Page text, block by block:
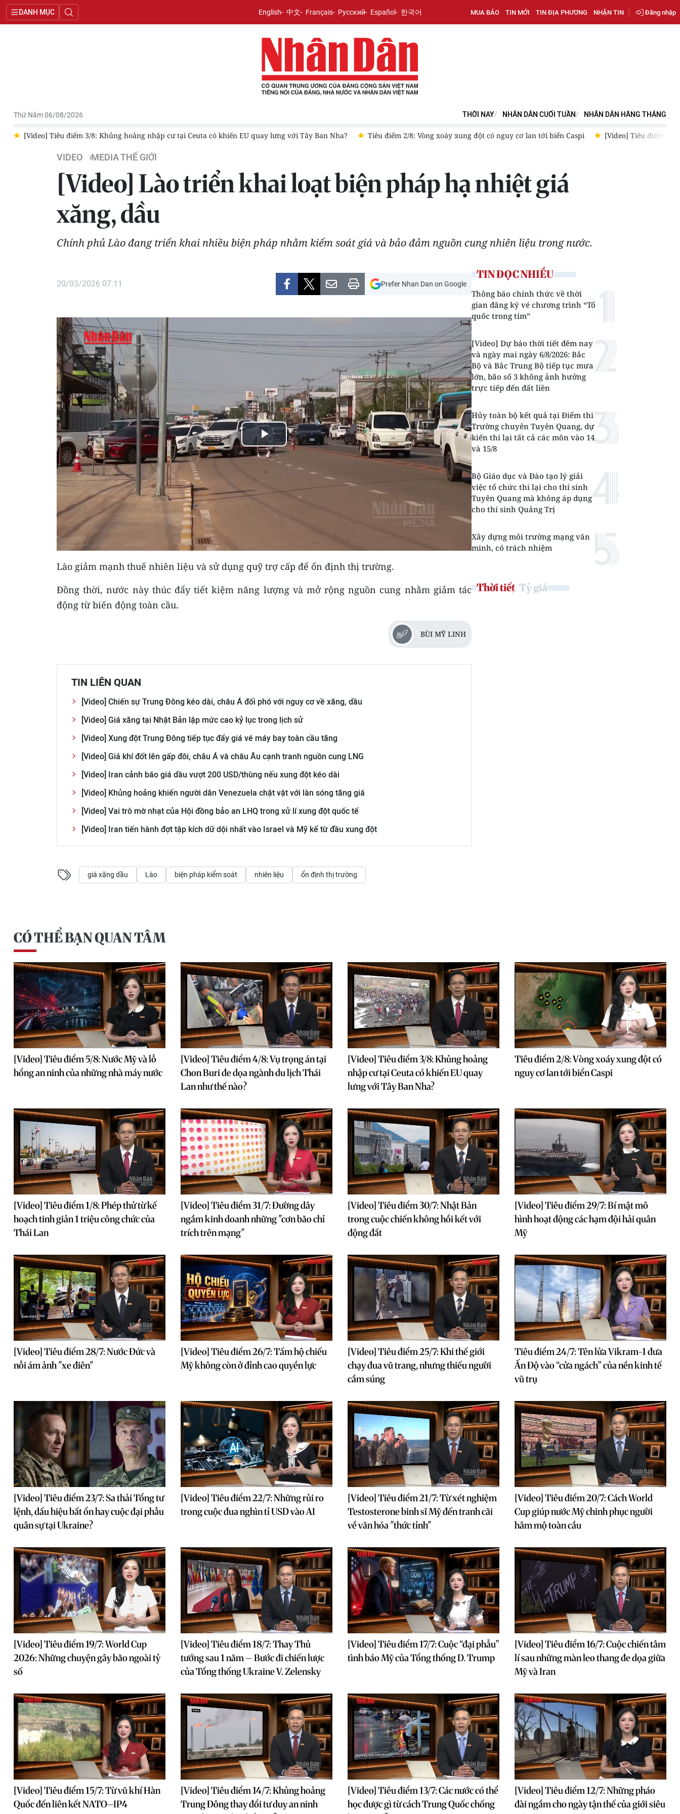
DANH MỤC English 中文 Français Русский Español 한국어 MUA BÁO TIN MỚI TIN ĐỊA PHƯƠNG NHẬN TIN Đăng nhập
Thứ Năm 06/08/2026 THỜI NAY NHÂN DÂN CUỐI TUẦN NHÂN DÂN HẰNG THÁNG
[Video] Tiêu điểm 3/8: Khủng hoảng nhập cư tại Ceuta có khiến EU quay lưng với Tây Ban Nha? Tiêu điểm 2/8: Vòng xoáy xung đột có nguy cơ lan tới biển Caspi [Video] Tiêu điểm 1/
VIDEO MEDIA THẾ GIỚI
[Video] Lào triển khai loạt biện pháp hạ nhiệt giá
xăng, dầu
Chính phủ Lào đang triển khai nhiều biện pháp nhằm kiểm soát giá và bảo đảm nguồn cung nhiên liệu trong nước.
20/03/2026 07:11 Prefer Nhan Dan on Google
Play
Video
Lào giảm mạnh thuế nhiên liệu và sử dụng quỹ trợ cấp để ổn định thị trường.
Đồng thời, nước này thúc đẩy tiết kiệm năng lượng và mở rộng nguồn cung nhằm giảm tác
động từ biến động toàn cầu.
BÙI MỸ LINH
TIN LIÊN QUAN
[Video] Chiến sự Trung Đông kéo dài, châu Á đối phó với nguy cơ về xăng, dầu
[Video] Giá xăng tại Nhật Bản lập mức cao kỷ lục trong lịch sử
[Video] Xung đột Trung Đông tiếp tục đẩy giá vé máy bay toàn cầu tăng
[Video] Giá khí đốt lên gấp đôi, châu Á và châu Âu cạnh tranh nguồn cung LNG
[Video] Iran cảnh báo giá dầu vượt 200 USD/thùng nếu xung đột kéo dài
[Video] Khủng hoảng khiến người dân Venezuela chật vật với làn sóng tăng giá
[Video] Vai trò mờ nhạt của Hội đồng bảo an LHQ trong xử lí xung đột quốc tế
[Video] Iran tiến hành đợt tập kích dữ dội nhất vào Israel và Mỹ kể từ đầu xung đột
giá xăng dầu Lào biện pháp kiểm soát nhiên liệu ổn định thị trường
TIN ĐỌC NHIỀU
Thông báo chính thức về thời
gian đăng ký vé chương trình “Tổ
quốc trong tim”
[Video] Dự báo thời tiết đêm nay
và ngày mai ngày 6/8/2026: Bắc
Bộ và Bắc Trung Bộ tiếp tục mưa
lớn, bão số 3 không ảnh hưởng
trực tiếp đến đất liền
Hủy toàn bộ kết quả tại Điểm thi
Trường chuyên Tuyên Quang, dự
kiến thi lại tất cả các môn vào 14
và 15/8
Bộ Giáo dục và Đào tạo lý giải
việc tổ chức thi lại cho thí sinh
Tuyên Quang mà không áp dụng
cho thí sinh Quảng Trị
Xây dựng môi trường mạng văn
minh, có trách nhiệm
Thời tiết Tỷ giá
CÓ THỂ BẠN QUAN TÂM
[Video] Tiêu điểm 5/8: Nước Mỹ và lỗ
hổng an ninh của những nhà máy nước
[Video] Tiêu điểm 4/8: Vụ trọng án tại
Chon Buri đe dọa ngành du lịch Thái
Lan như thế nào?
[Video] Tiêu điểm 3/8: Khủng hoảng
nhập cư tại Ceuta có khiến EU quay
lưng với Tây Ban Nha?
Tiêu điểm 2/8: Vòng xoáy xung đột có
nguy cơ lan tới biển Caspi
[Video] Tiêu điểm 1/8: Phép thử từ kế
hoạch tinh giản 1 triệu công chức của
Thái Lan
[Video] Tiêu điểm 31/7: Đường dây
ngầm kinh doanh những "cơn bão chỉ
trích trên mạng"
[Video] Tiêu điểm 30/7: Nhật Bản
trong cuộc chiến không hồi kết với
động đất
[Video] Tiêu điểm 29/7: Bí mật mô
hình hoạt động các hạm đội hải quân
Mỹ
[Video] Tiêu điểm 28/7: Nước Đức và
nỗi ám ảnh "xe điên"
[Video] Tiêu điểm 26/7: Tấm hộ chiếu
Mỹ không còn ở đỉnh cao quyền lực
[Video] Tiêu điểm 25/7: Khi thế giới
chạy đua vũ trang, nhưng thiếu người
cầm súng
Tiêu điểm 24/7: Tên lửa Vikram-1 đưa
Ấn Độ vào “cửa ngách” của nền kinh tế
vũ trụ
[Video] Tiêu điểm 23/7: Sa thải Tổng tư
lệnh, dấu hiệu bất ổn hay cuộc đại phẫu
quân sự tại Ukraine?
[Video] Tiêu điểm 22/7: Những rủi ro
trong cuộc đua nghìn tỉ USD vào AI
[Video] Tiêu điểm 21/7: Từ xét nghiệm
Testosterone binh sĩ Mỹ đến tranh cãi
về văn hóa "thức tỉnh"
[Video] Tiêu điểm 20/7: Cách World
Cup giúp nước Mỹ chinh phục người
hâm mộ toàn cầu
[Video] Tiêu điểm 19/7: World Cup
2026: Những chuyện gây bão ngoài tỷ
số
[Video] Tiêu điểm 18/7: Thay Thủ
tướng sau 1 năm – Bước đi chiến lược
của Tổng thống Ukraine V. Zelensky
[Video] Tiêu điểm 17/7: Cuộc “đại phẫu”
tình báo Mỹ của Tổng thống D. Trump
[Video] Tiêu điểm 16/7: Cuộc chiến tâm
lí sau những màn leo thang đe dọa giữa
Mỹ và Iran
[Video] Tiêu điểm 15/7: Từ vũ khí Hàn
Quốc đến liên kết NATO–IP4
[Video] Tiêu điểm 14/7: Khủng hoảng
Trung Đông thay đổi tư duy an ninh
[Video] Tiêu điểm 13/7: Các nước có thể
học được gì từ cách Trung Quốc chống
[Video] Tiêu điểm 12/7: Những pháo
đài ngầm cho ngày tận thế của giới siêu